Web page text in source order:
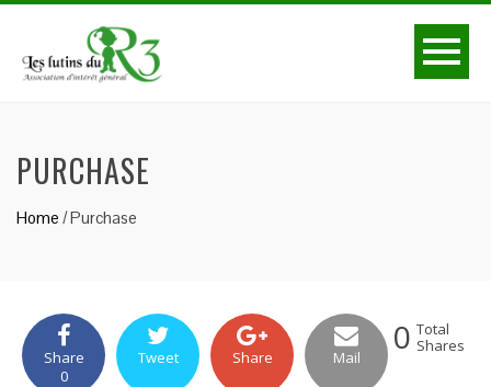
PURCHASE
Home /Purchase
Share
0
Tweet Share Mail 0 Total
Shares